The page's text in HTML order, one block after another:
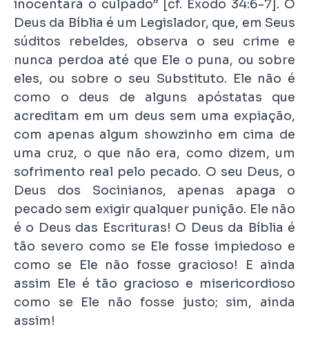
inocentará o culpado” [cf. Êxodo 34:6-7]. O
Deus da Bíblia é um Legislador, que, em Seus
súditos rebeldes, observa o seu crime e
nunca perdoa até que Ele o puna, ou sobre
eles, ou sobre o seu Substituto. Ele não é
como o deus de alguns apóstatas que
acreditam em um deus sem uma expiação,
com apenas algum showzinho em cima de
uma cruz, o que não era, como dizem, um
sofrimento real pelo pecado. O seu Deus, o
Deus dos Socinianos, apenas apaga o
pecado sem exigir qualquer punição. Ele não
é o Deus das Escrituras! O Deus da Bíblia é
tão severo como se Ele fosse impiedoso e
como se Ele não fosse gracioso! E ainda
assim Ele é tão gracioso e misericordioso
como se Ele não fosse justo; sim, ainda
assim!